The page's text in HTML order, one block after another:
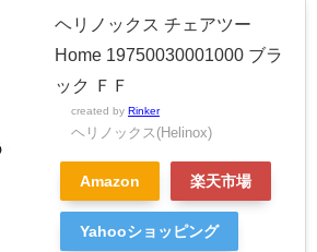
ヘリノックス チェアツー
Home 19750030001000 ブラ
ック ＦＦ
created by Rinker
ヘリノックス(Helinox)
Amazon 楽天市場
Yahooショッピング